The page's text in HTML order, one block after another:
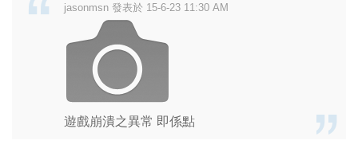
jasonmsn 發表於 15-6-23 11:30 AM
遊戲崩潰之異常 即係點